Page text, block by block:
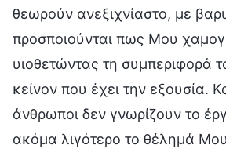
θεωρούν ανεξιχνίαστο, με
προσποιούνται πως Μου
υιοθετώντας τη συμπεριφορά
κείνον που έχει την εξουσία.
άνθρωποι δεν γνωρίζουν το
ακόμα λιγότερο το θέλημά